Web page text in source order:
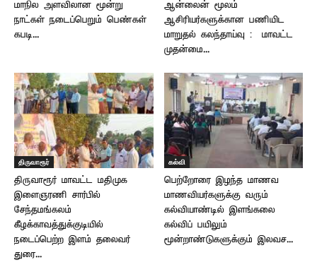
மாநில அளவிலான மூன்று
நாட்கள் நடைப்பெறும் பெண்கள்
கபடி...
ஆன்லைன் மூலம்
ஆசிரியர்களுக்கான பணியிட
மாறுதல் கலந்தாய்வு : – மாவட்ட
முதன்மை...
திருவாரூர்
திருவாரூர் மாவட்ட மதிமுக
இளைஞரணி சார்பில்
சேந்தமங்கலம்
கீழக்காவத்துக்குடியில்
நடைப்பெற்ற இளம் தலைவர்
துரை...
கல்வி
பெற்றோரை இழந்த மாணவ
மாணவியர்களுக்கு வரும்
கல்வியாண்டில் இளங்கலை
கல்விப் பயிலும்
மூன்றாண்டுகளுக்கும் இலவச...